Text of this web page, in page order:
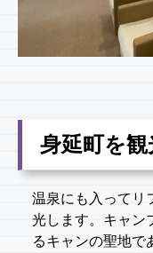
身延町を観
温泉にも入ってリ
光します。キャン
るキャンの聖地で